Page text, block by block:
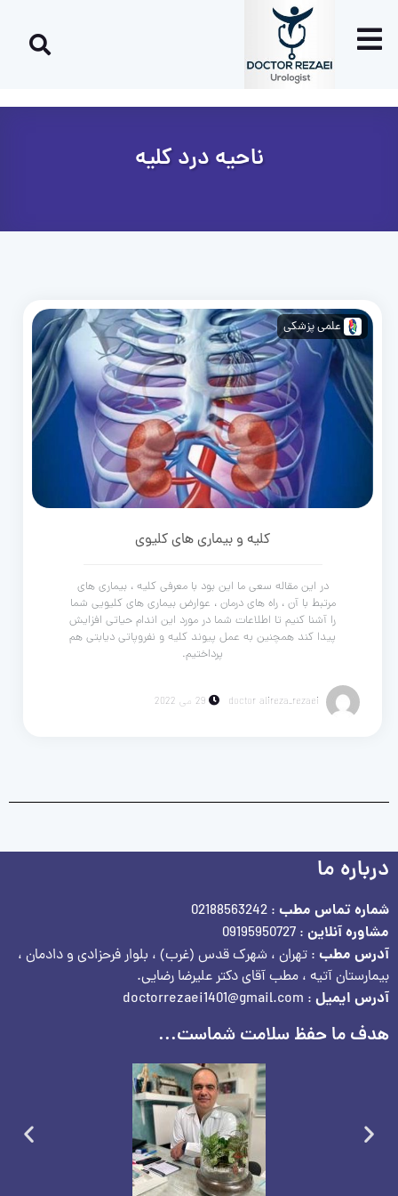
ناحیه درد کلیه
علمی پزشکی
کلیه و بیماری های کلیوی
در این مقاله سعی ما این بود با معرفی کلیه ، بیماری های
مرتبط با آن ، راه های درمان ، عوارض بیماری های کلیویی شما
را آشنا کنیم تا اطلاعات شما در مورد این اندام حیاتی افزایش
پیدا کند همچنین به عمل پیوند کلیه و نفروپاتی دیابتی هم
پرداختیم.
doctor alireza_rezaei 29 می 2022
درباره ما
شماره تماس مطب : 02188563242
مشاوره آنلاین : 09195950727
آدرس مطب : تهران ، شهرک قدس (غرب) ، بلوار فرحزادی و دادمان ،
بیمارستان آتیه ، مطب آقای دکتر علیرضا رضایی.
آدرس ایمیل : doctorrezaei1401@gmail.com
هدف ما حفظ سلامت شماست...